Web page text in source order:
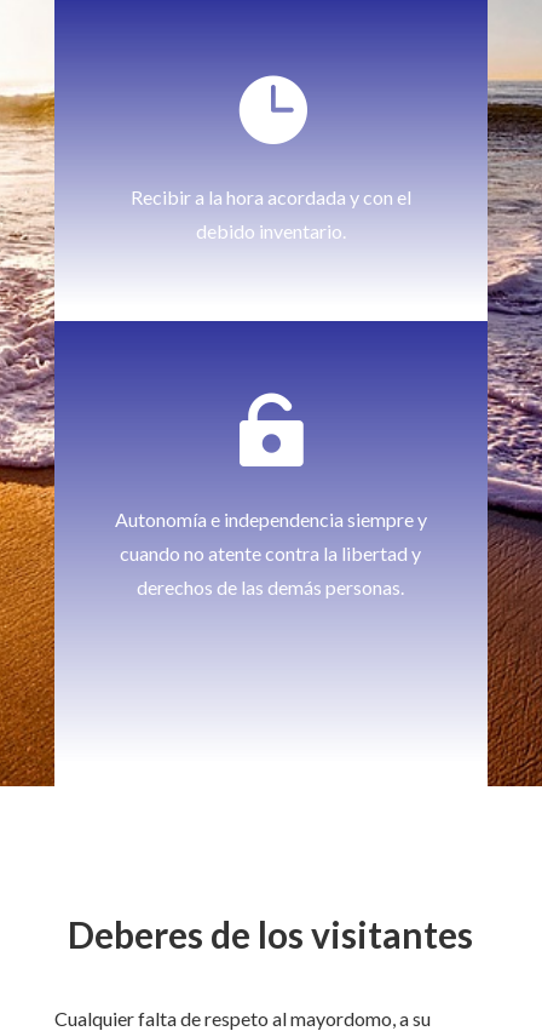

Recibir a la hora acordada y con el
debido inventario.

Autonomía e independencia siempre y
cuando no atente contra la libertad y
derechos de las demás personas.
Deberes de los visitantes
Cualquier falta de respeto al mayordomo, a su